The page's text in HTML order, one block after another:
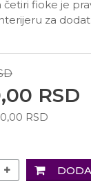
četiri fioke je
za
RSD
RSD